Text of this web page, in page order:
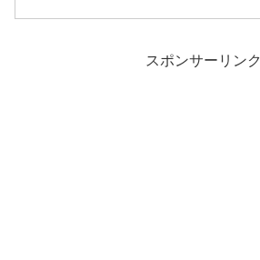
スポンサーリンク